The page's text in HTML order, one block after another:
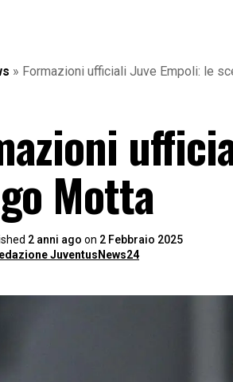
» Formazioni ufficiali Juve Empoli: le
Motta
2 anni ago on 2 Febbraio 2025
JuventusNews24